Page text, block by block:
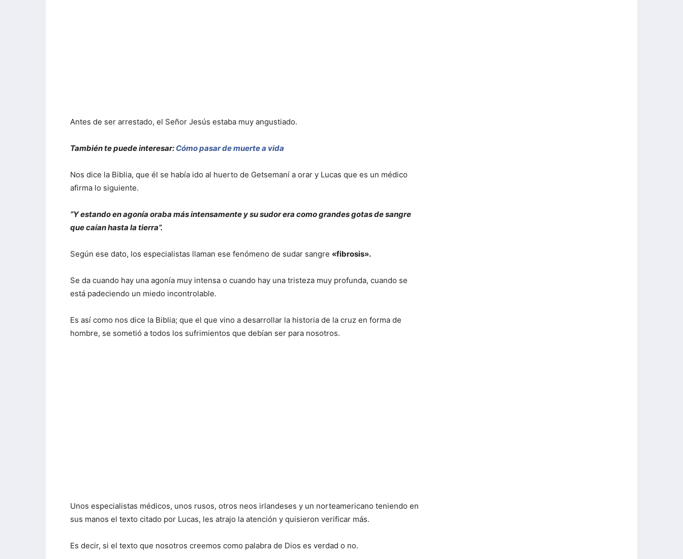
Antes de ser arrestado, el Señor Jesús estaba muy angustiado.
También te puede interesar: Cómo pasar de muerte a vida
Nos dice la Biblia, que él se había ido al huerto de Getsemaní a orar y Lucas que es un médico
afirma lo siguiente.
“Y estando en agonía oraba más intensamente y su sudor era como grandes gotas de sangre
que caían hasta la tierra”.
Según ese dato, los especialistas llaman ese fenómeno de sudar sangre «fibrosis».
Se da cuando hay una agonía muy intensa o cuando hay una tristeza muy profunda, cuando se
está padeciendo un miedo incontrolable.
Es así como nos dice la Biblia; que el que vino a desarrollar la historia de la cruz en forma de
hombre, se sometió a todos los sufrimientos que debían ser para nosotros.
Unos especialistas médicos, unos rusos, otros neos irlandeses y un norteamericano teniendo en
sus manos el texto citado por Lucas, les atrajo la atención y quisieron verificar más.
Es decir, si el texto que nosotros creemos como palabra de Dios es verdad o no.